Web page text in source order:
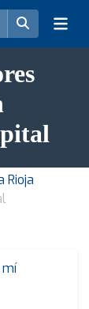
Rioja
mí